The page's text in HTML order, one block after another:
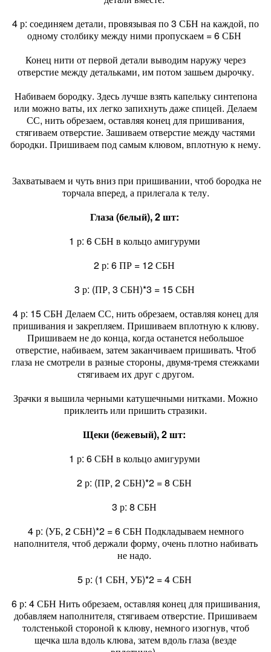
4 р: соединяем детали, провязывая по 3 СБН на каждой, по
одному столбику между ними пропускаем = 6 СБН
Конец нити от первой детали выводим наружу через
отверстие между детальками, им потом зашьем дырочку.
Набиваем бородку. Здесь лучше взять капельку синтепона
или можно ваты, их легко запихнуть даже спицей. Делаем
СС, нить обрезаем, оставляя конец для пришивания,
стягиваем отверстие. Зашиваем отверстие между частями
бородки. Пришиваем под самым клювом, вплотную к нему.
Захватываем и чуть вниз при пришивании, чтоб бородка не
торчала вперед, а прилегала к телу.
Глаза (белый), 2 шт:
1 р: 6 СБН в кольцо амигуруми
2 р: 6 ПР = 12 СБН
3 р: (ПР, 3 СБН)*3 = 15 СБН
4 р: 15 СБН Делаем СС, нить обрезаем, оставляя конец для
пришивания и закрепляем. Пришиваем вплотную к клюву.
Пришиваем не до конца, когда останется небольшое
отверстие, набиваем, затем заканчиваем пришивать. Чтоб
глаза не смотрели в разные стороны, двумя-тремя стежками
стягиваем их друг с другом.
Зрачки я вышила черными катушечными нитками. Можно
приклеить или пришить стразики.
Щеки (бежевый), 2 шт:
1 р: 6 СБН в кольцо амигуруми
2 р: (ПР, 2 СБН)*2 = 8 СБН
3 р: 8 СБН
4 р: (УБ, 2 СБН)*2 = 6 СБН Подкладываем немного
наполнителя, чтоб держали форму, очень плотно набивать
не надо.
5 р: (1 СБН, УБ)*2 = 4 СБН
6 р: 4 СБН Нить обрезаем, оставляя конец для пришивания,
добавляем наполнителя, стягиваем отверстие. Пришиваем
толстенькой стороной к клюву, немного изогнув, чтоб
щечка шла вдоль клюва, затем вдоль глаза (везде